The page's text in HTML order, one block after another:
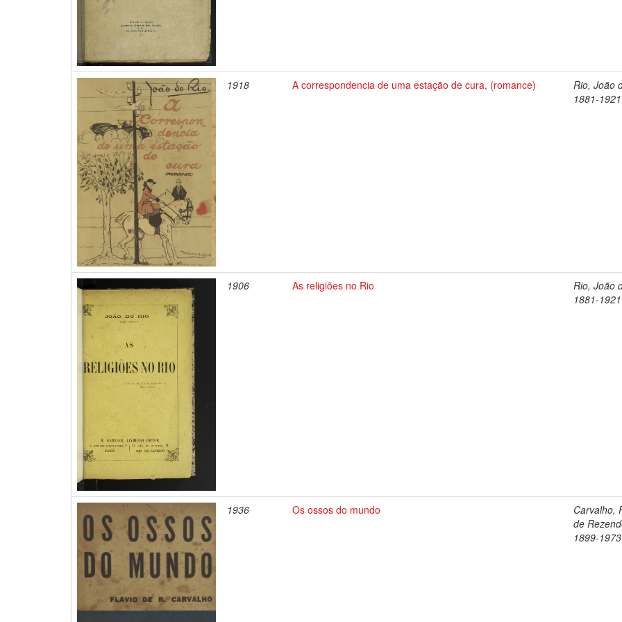
1918 A correspondencia de uma estação de cura, (romance)
Rio, João
1881-1921
1906 As religiões no Rio
Rio, João
1881-1921
1936 Os ossos do mundo
Carvalho,
de
1899-1973